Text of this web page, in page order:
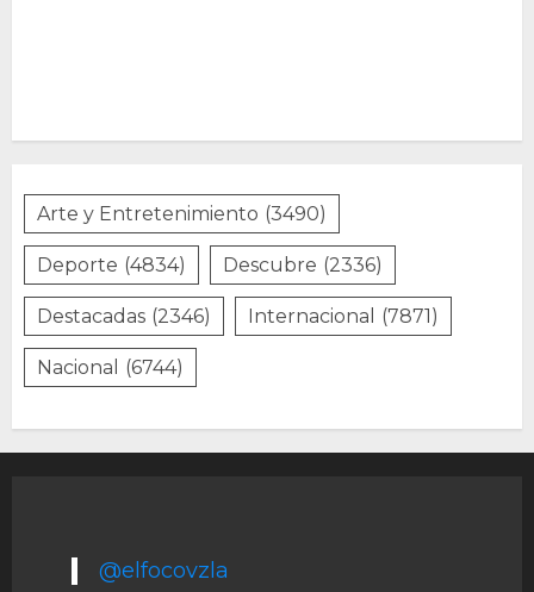
Arte y Entretenimiento (3490)
Deporte (4834) Descubre (2336)
Destacadas (2346) Internacional (7871)
Nacional (6744)
@elfocovzla